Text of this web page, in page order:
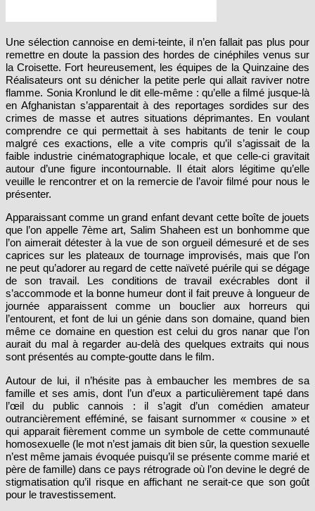
Une sélection cannoise en demi-teinte, il n’en fallait pas plus pour
remettre en doute la passion des hordes de cinéphiles venus sur
la Croisette. Fort heureusement, les équipes de la Quinzaine des
Réalisateurs ont su dénicher la petite perle qui allait raviver notre
flamme. Sonia Kronlund le dit elle-même : qu’elle a filmé jusque-là
en Afghanistan s’apparentait à des reportages sordides sur des
crimes de masse et autres situations déprimantes. En voulant
comprendre ce qui permettait à ses habitants de tenir le coup
malgré ces exactions, elle a vite compris qu’il s’agissait de la
faible industrie cinématographique locale, et que celle-ci gravitait
autour d’une figure incontournable. Il était alors légitime qu’elle
veuille le rencontrer et on la remercie de l’avoir filmé pour nous le
présenter.
Apparaissant comme un grand enfant devant cette boîte de jouets
que l’on appelle 7ème art, Salim Shaheen est un bonhomme que
l’on aimerait détester à la vue de son orgueil démesuré et de ses
caprices sur les plateaux de tournage improvisés, mais que l’on
ne peut qu’adorer au regard de cette naïveté puérile qui se dégage
de son travail. Les conditions de travail exécrables dont il
s’accommode et la bonne humeur dont il fait preuve à longueur de
journée apparaissent comme un bouclier aux horreurs qui
l’entourent, et font de lui un génie dans son domaine, quand bien
même ce domaine en question est celui du gros nanar que l’on
aurait du mal à regarder au-delà des quelques extraits qui nous
sont présentés au compte-goutte dans le film.
Autour de lui, il n’hésite pas à embaucher les membres de sa
famille et ses amis, dont l’un d’eux a particulièrement tapé dans
l’œil du public cannois : il s’agit d’un comédien amateur
outrancièrement efféminé, se faisant surnommer « cousine » et
qui apparait fièrement comme un symbole de cette communauté
homosexuelle (le mot n’est jamais dit bien sûr, la question sexuelle
n’est même jamais évoquée puisqu’il se présente comme marié et
père de famille) dans ce pays rétrograde où l’on devine le degré de
stigmatisation qu’il risque en affichant ne serait-ce que son goût
pour le travestissement.